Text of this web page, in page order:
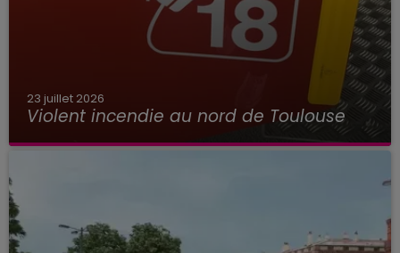
23 juillet 2026
Violent incendie au nord de Toulouse